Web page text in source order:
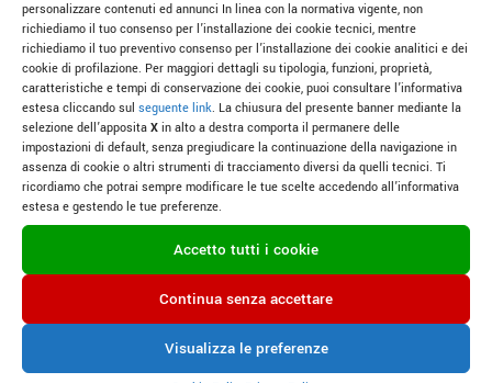
personalizzare contenuti ed annunci In linea con la normativa vigente, non
richiediamo il tuo consenso per l’installazione dei cookie tecnici, mentre
richiediamo il tuo preventivo consenso per l’installazione dei cookie analitici e dei
cookie di profilazione. Per maggiori dettagli su tipologia, funzioni, proprietà,
caratteristiche e tempi di conservazione dei cookie, puoi consultare l’informativa
estesa cliccando sul seguente link. La chiusura del presente banner mediante la
selezione dell’apposita X in alto a destra comporta il permanere delle
impostazioni di default, senza pregiudicare la continuazione della navigazione in
assenza di cookie o altri strumenti di tracciamento diversi da quelli tecnici. Ti
ricordiamo che potrai sempre modificare le tue scelte accedendo all’informativa
estesa e gestendo le tue preferenze.
Accetto tutti i cookie
Continua senza accettare
Visualizza le preferenze